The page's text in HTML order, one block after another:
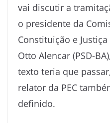
vai discutir a
o presidente da
Constituição e Justiça
Otto Alencar (PSD-
texto teria que
relator da PEC
definido.